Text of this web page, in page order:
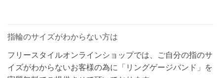
指輪のサイズがわからない方は
フリースタイルオンラインショップでは、ご自分の指のサ
イズがわからないお客様の為に「リングゲージバンド」を